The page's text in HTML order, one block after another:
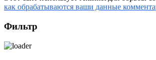
как обрабатываются ваши данные
Фильтр